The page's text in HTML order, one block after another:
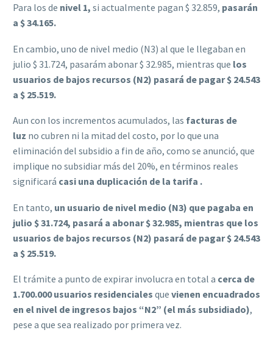
Para los de nivel 1, si actualmente pagan $ 32.859, pasarán
a $ 34.165.
En cambio, uno de nivel medio (N3) al que le llegaban en
julio $ 31.724, pasarám abonar $ 32.985, mientras que los
usuarios de bajos recursos (N2) pasará de pagar $ 24.543
a $ 25.519.
Aun con los incrementos acumulados, las facturas de
luz no cubren ni la mitad del costo, por lo que una
eliminación del subsidio a fin de año, como se anunció, que
implique no subsidiar más del 20%, en términos reales
significará casi una duplicación de la tarifa .
En tanto, un usuario de nivel medio (N3) que pagaba en
julio $ 31.724, pasará a abonar $ 32.985, mientras que los
usuarios de bajos recursos (N2) pasará de pagar $ 24.543
a $ 25.519.
El trámite a punto de expirar involucra en total a cerca de
1.700.000 usuarios residenciales que vienen encuadrados
en el nivel de ingresos bajos “N2” (el más subsidiado),
pese a que sea realizado por primera vez.